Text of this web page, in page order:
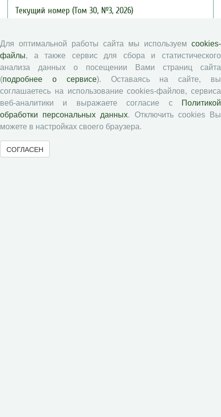
Текущий номер (Том 30, №3, 2026)
Авторы
Статьи
Подборка статей
Авторам
Типовой лицензионный договор
Для оптимальной работы сайта мы используем cookies-
файлы, а также сервис для сбора и статистического
анализа данных о посещении Вами страниц сайта
(подробнее о сервисе). Оставаясь на сайте, вы
соглашаетесь на использование cookies-файлов, сервиса
веб-аналитики и выражаете согласие с
Политикой
обработки персональных данных. Отключить cookies Вы
можете в настройках своего браузера.
СОГЛАСЕН